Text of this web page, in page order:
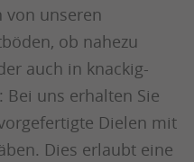
von unseren
ob nahezu
auch in knackig-
uns erhalten Sie
Dielen mit
Dies erlaubt eine